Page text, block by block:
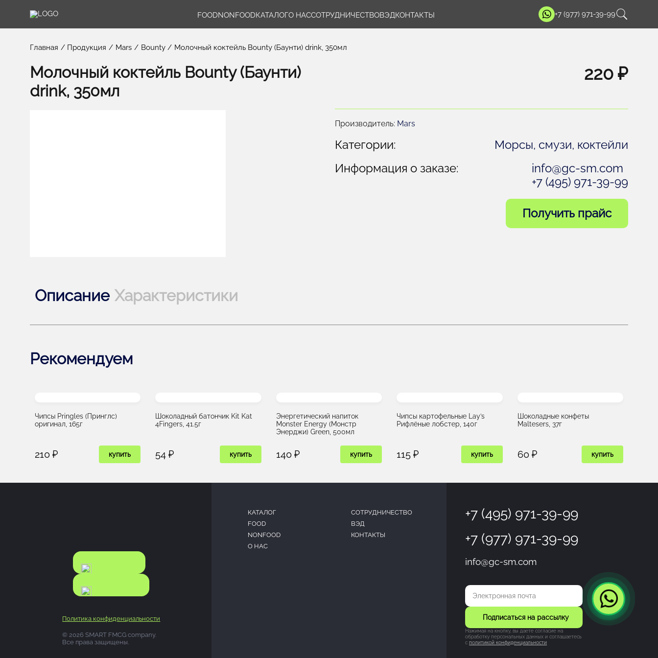
FOODNONFOODКАТАЛОГО НАССОТРУДНИЧЕСТВОВЭДКОНТАКТЫ +7 (977) 971-39-99
Главная Продукция Mars Bounty Молочный коктейль Bounty (Баунти) drink, 350мл
Молочный коктейль Bounty (Баунти)
drink, 350мл
220 ₽
Производитель: Mars
Категории:
Морсы, смузи, коктейли
Информация о заказе:
info@gc-sm.com
+7 (495) 971-39-99
Получить прайс
Описание Характеристики
Рекомендуем
Чипсы Pringles (Принглс)
оригинал, 165г
210 ₽ купить
Шоколадный батончик Kit Kat
4Fingers, 41.5г
54 ₽ купить
Энергетический напиток
Monster Energy (Монстр
Энерджи) Green, 500мл
140 ₽ купить
Чипсы картофельные Lay’s
Рифлёные лобстер, 140г
115 ₽ купить
Шоколадные конфеты
Maltesers, 37г
60 ₽ купить
Политика конфиденциальности
© 2026 SMART FMCG company.
Все права защищены.
КАТАЛОГ
CОТРУДНИЧЕСТВО
FOOD
ВЭД
NONFOOD
КОНТАКТЫ
О НАС
+7 (495) 971-39-99
+7 (977) 971-39-99
info@gc-sm.com
Подписаться на рассылку
Нажимая на кнопку, вы даете согласие на
обработку персональных данных и соглашаетесь
cполитикой конфиденциальности